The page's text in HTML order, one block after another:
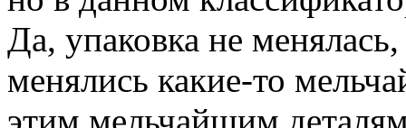
Да, упаковка не
менялись какие-то
этим мельчайшим